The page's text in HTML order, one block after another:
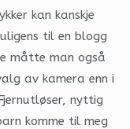
kan kanskje
til en blogg
måtte man også
av kamera enn i
nyttig
komme til meg